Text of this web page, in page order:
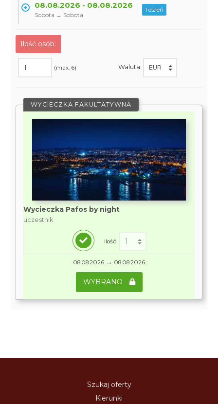
08.08.2026 - 08.08.2026
Sobota → Sobota
1 dzień
Ilość osób:
(max. 6) Waluta:
WYCIECZKA FAKULTATYWNA
Wycieczka Pafos by night
uczestnik
Ilość:
08.08.2026 → 08.08.2026
WYBRANO
Szukaj oferty
Kierunki